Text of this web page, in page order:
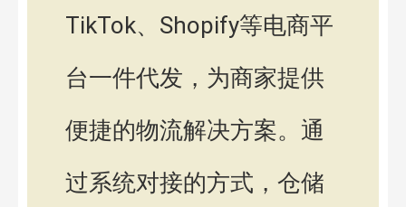
TikTok、Shopify等电商平
台一件代发，为商家提供
便捷的物流解决方案。通
过系统对接的方式，仓储